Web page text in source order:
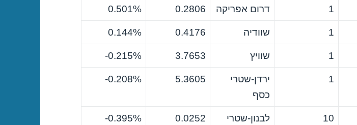
1 דרום אפריקה 0.2806
0.501%
1 שוודיה 0.4176
0.144%
1 שוויץ 3.7653
0.215%-
1
ירדן-שטרי
כסף
5.3605
0.208%-
10
לבנון-שטרי
0.0252
0.395%-